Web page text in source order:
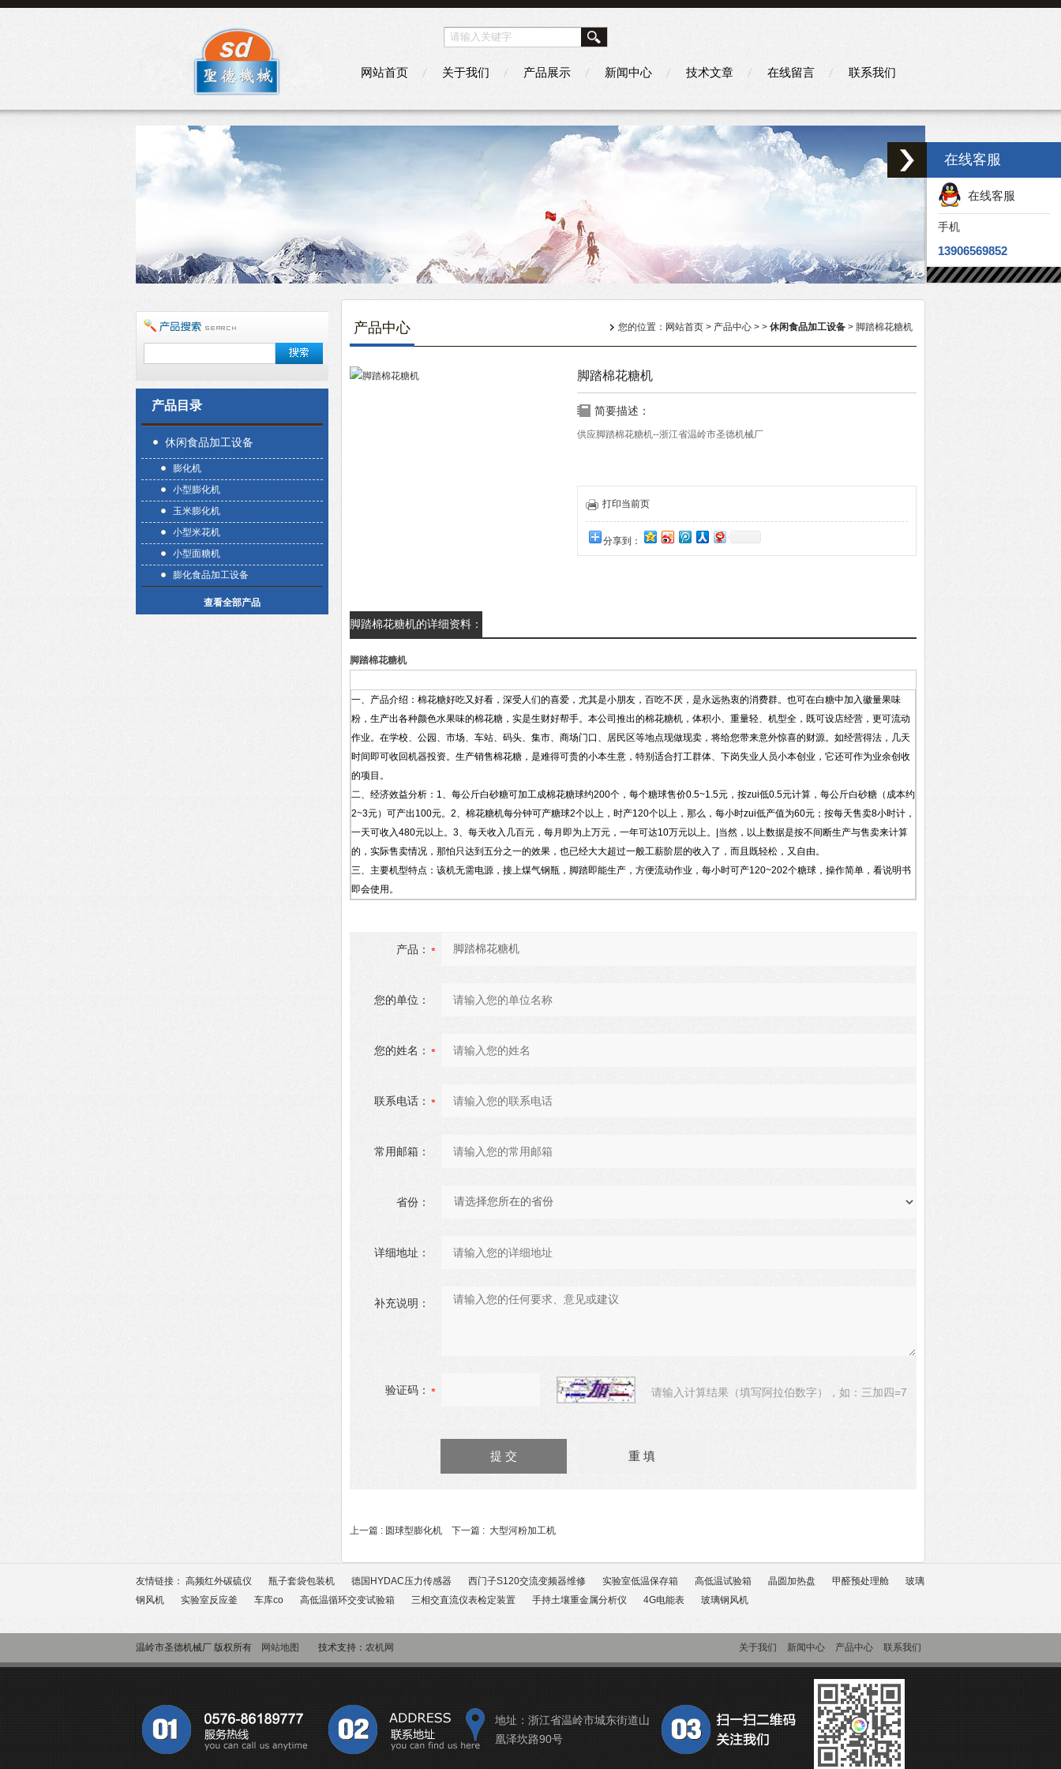
网站首页 关于我们 产品展示 新闻中心 技术文章 在线留言 联系我们
产品目录
休闲食品加工设备
膨化机
小型膨化机
玉米膨化机
小型米花机
小型面糖机
膨化食品加工设备
查看全部产品
产品中心 您的位置： 网站首页 > 产品中心 > > 休闲食品加工设备 > 脚踏棉花糖机
脚踏棉花糖机
简要描述：
供应脚踏棉花糖机--浙江省温岭市圣德机械厂
打印当前页
分享到：
脚踏棉花糖机的详细资料：
脚踏棉花糖机
一、产品介绍：棉花糖好吃又好看，深受人们的喜爱，尤其是小朋友，百吃不厌，是永远热衷的消费群。也可在白糖中加入徽量果味
粉，生产出各种颜色水果味的棉花糖，实是生财好帮手。本公司推出的棉花糖机，体积小、重量轻、机型全，既可设店经营，更可流动
作业。在学校、公园、市场、车站、码头、集市、商场门口、居民区等地点现做现卖，将给您带来意外惊喜的财源。如经营得法，几天
时间即可收回机器投资。生产销售棉花糖，是难得可贵的小本生意，特别适合打工群体、下岗失业人员小本创业，它还可作为业余创收
的项目。
二、经济效益分析：1、每公斤白砂糖可加工成棉花糖球约200个，每个糖球售价0.5~1.5元，按zui低0.5元计算，每公斤白砂糖（成本约
2~3元）可产出100元。2、棉花糖机每分钟可产糖球2个以上，时产120个以上，那么，每小时zui低产值为60元；按每天售卖8小时计，
一天可收入480元以上。3、每天收入几百元，每月即为上万元，一年可达10万元以上。|当然，以上数据是按不间断生产与售卖来计算
的，实际售卖情况，那怕只达到五分之一的效果，也已经大大超过一般工薪阶层的收入了，而且既轻松，又自由。
三、主要机型特点：该机无需电源，接上煤气钢瓶，脚踏即能生产，方便流动作业，每小时可产120~202个糖球，操作简单，看说明书
即会使用。
产品：
您的单位：
您的姓名：
联系电话：
常用邮箱：
省份：
详细地址：
补充说明：
验证码： 请输入计算结果（填写阿拉伯数字），如：三加四=7
上一篇 : 圆球型膨化机 下一篇 : 大型河粉加工机
友情链接： 高频红外碳硫仪 瓶子套袋包装机 德国HYDAC压力传感器 西门子S120交流变频器维修 实验室低温保存箱 高低温试验箱 晶圆加热盘 甲醛预处理舱
玻璃
钢风机
实验室反应釜 车库co 高低温循环交变试验箱 三相交直流仪表检定装置 手持土壤重金属分析仪 4G电能表 玻璃钢风机
温岭市圣德机械厂 版权所有 网站地图 技术支持： 农机网 关于我们 新闻中心 产品中心 联系我们
地址：浙江省温岭市城东街道山
凰泽坎路90号
在线客服
在线客服
手机
13906569852